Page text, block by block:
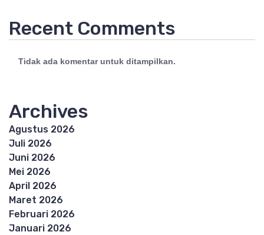
Recent Comments
Tidak ada komentar untuk ditampilkan.
Archives
Agustus 2026
Juli 2026
Juni 2026
Mei 2026
April 2026
Maret 2026
Februari 2026
Januari 2026